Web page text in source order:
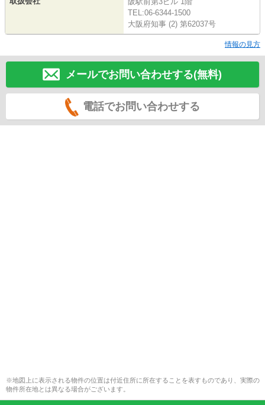
TEL:06-6344-1500
大阪府知事 (2) 第62037号
情報の見方
メールでお問い合わせする(無料)
電話でお問い合わせする
※地図上に表示される物件の位置は付近住所に所在することを表すものであり、実際の
物件所在地とは異なる場合がございます。